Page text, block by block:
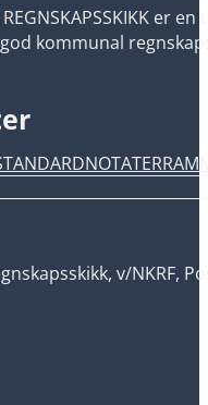
kommunal
NOTATER
v/NKRF,